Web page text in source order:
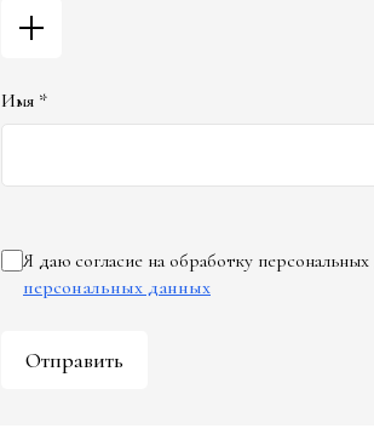
Имя *
Я даю согласие на обработку
персональных данных
Отправить